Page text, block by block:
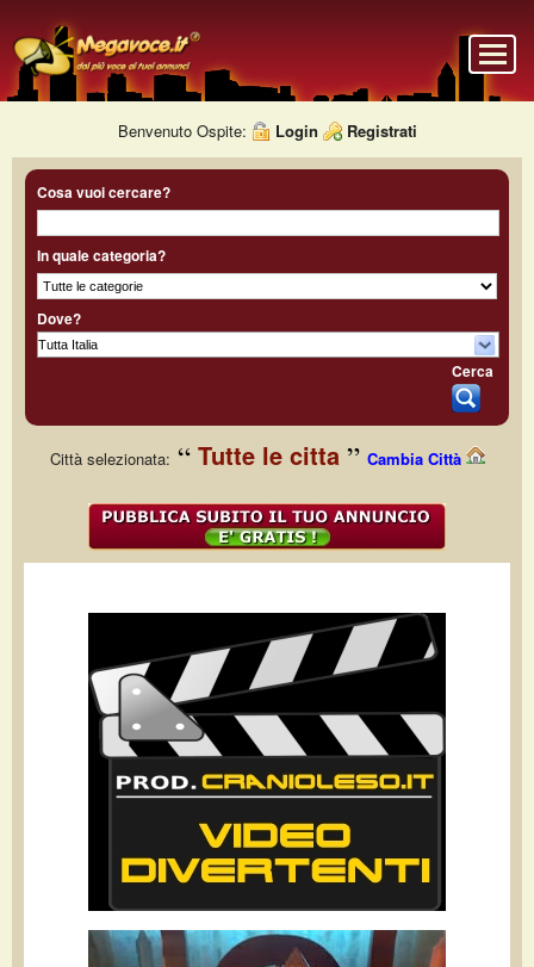
Benvenuto Ospite: Login Registrati
Cosa vuoi cercare?
In quale categoria?
Dove?
Cerca
Città selezionata: Tutte le citta Cambia Città